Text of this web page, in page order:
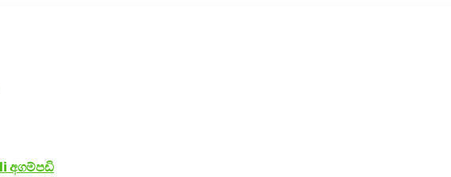
අගම්පඩි
பெண் வீட்டாருக்கு 100% இலவச திருமண சேவை! வாட்ஸப் எண்: